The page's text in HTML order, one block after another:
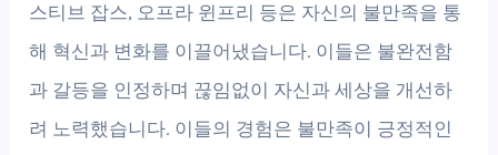
스티브 잡스, 오프라 윈프리 등은 자신의 불만족을 통
해 혁신과 변화를 이끌어냈습니다. 이들은 불완전함
과 갈등을 인정하며 끊임없이 자신과 세상을 개선하
려 노력했습니다. 이들의 경험은 불만족이 긍정적인